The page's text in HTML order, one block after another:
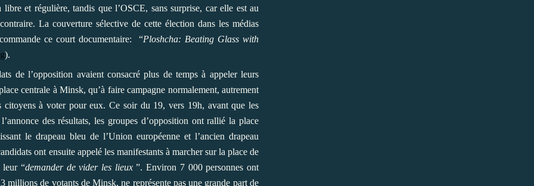
et régulière, tandis que l’OSCE, sans surprise, car elle est au
La couverture sélective de cette élection dans les médias
ce court documentaire: “Ploshcha: Beating Glass with
).
de l’opposition avaient consacré plus de temps à appeler leurs
centrale à Minsk, qu’à faire campagne normalement, autrement
citoyens à voter pour eux. Ce soir du 19, vers 19h, avant que les
des résultats, les groupes d’opposition ont rallié la place
le drapeau bleu de l’Union européenne et l’ancien drapeau
ont ensuite appelé les manifestants à marcher sur la place de
leur “demander de vider les lieux”. Environ 7 000 personnes ont
millions de votants de Minsk, ne représente pas une grande part de